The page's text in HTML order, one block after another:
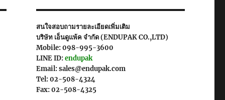
สนใจสอบถามรายละเอียดเพิ่มเติม
บริษัท เอ็นดูแพ้ค จำกัด (ENDUPAK CO.,LTD)
Mobile: 098-995-3600
LINE ID:endupak
Email: sales@endupak.com
Tel: 02-508-4324
Fax: 02-508-4325